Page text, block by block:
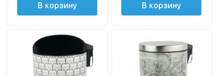
В корзину В корзину